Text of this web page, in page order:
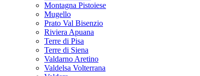
Montagna Pistoiese
Mugello
Prato Val Bisenzio
Riviera Apuana
Terre di Pisa
Terre di Siena
Valdarno Aretino
Valdelsa Volterrana